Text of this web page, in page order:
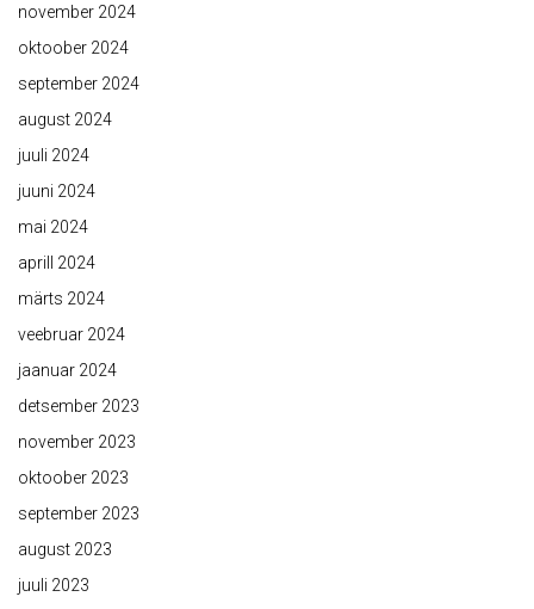
november 2024
oktoober 2024
september 2024
august 2024
juuli 2024
juuni 2024
mai 2024
aprill 2024
märts 2024
veebruar 2024
jaanuar 2024
detsember 2023
november 2023
oktoober 2023
september 2023
august 2023
juuli 2023